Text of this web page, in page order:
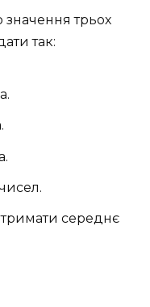
трьох
так:
середнє